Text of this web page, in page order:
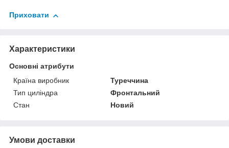
Приховати
Характеристики
Основні атрибути
Країна виробник
Туреччина
Тип циліндра
Фронтальний
Стан
Новий
Умови доставки